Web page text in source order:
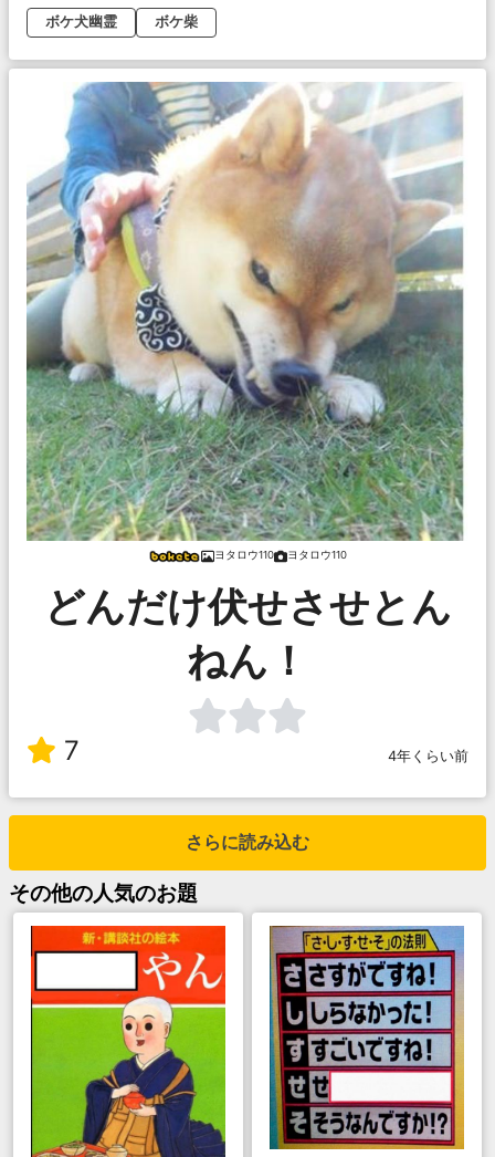
ボケ犬幽霊
ボケ柴
ヨタロウ110 ヨタロウ110
どんだけ伏せさせとん
ねん！
7 4年くらい前
さらに読み込む
その他の人気のお題